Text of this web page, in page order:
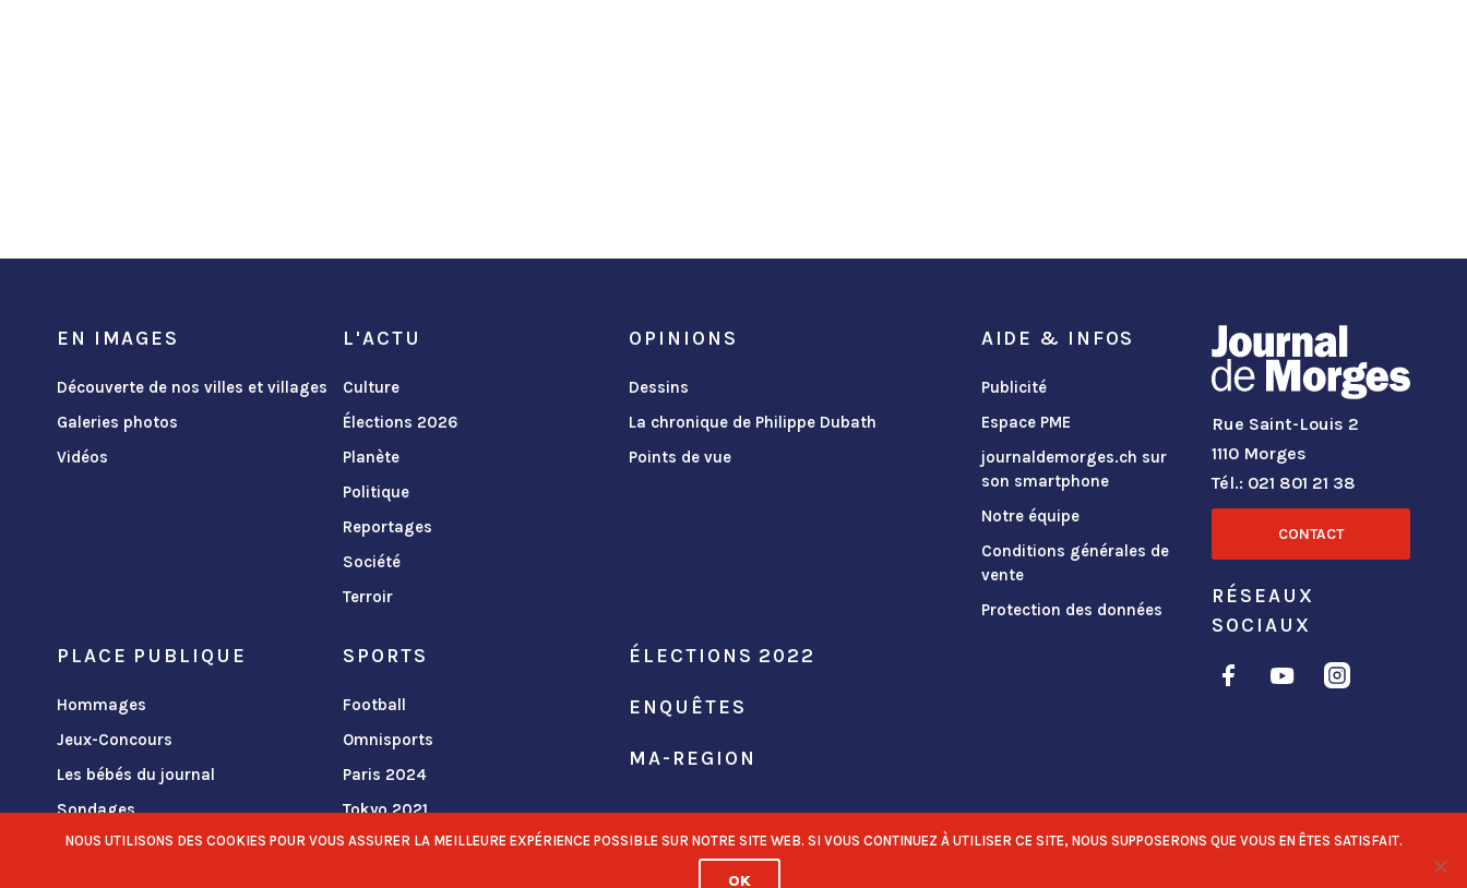
EN IMAGES
Découverte de nos villes et villages
Galeries photos
Vidéos
L'ACTU
Culture
Élections 2026
Planète
Politique
Reportages
Société
Terroir
OPINIONS
Dessins
La chronique de Philippe Dubath
Points de vue
PLACE PUBLIQUE
Hommages
Jeux-Concours
Les bébés du journal
Sondages
SPORTS
Football
Omnisports
Paris 2024
Tokyo 2021
ÉLECTIONS 2022
ENQUÊTES
MA-REGION
AIDE & INFOS
Publicité
Espace PME
journaldemorges.ch sur
son smartphone
Notre équipe
Conditions générales de
vente
Protection des données
Rue Saint-Louis 2
1110 Morges
Tél.: 021 801 21 38
CONTACT
RÉSEAUX
SOCIAUX
NOUS UTILISONS DES COOKIES POUR VOUS ASSURER LA MEILLEURE EXPÉRIENCE POSSIBLE SUR NOTRE SITE WEB. SI VOUS CONTINUEZ À UTILISER CE SITE, NOUS SUPPOSERONS QUE VOUS EN ÊTES SATISFAIT.
OK